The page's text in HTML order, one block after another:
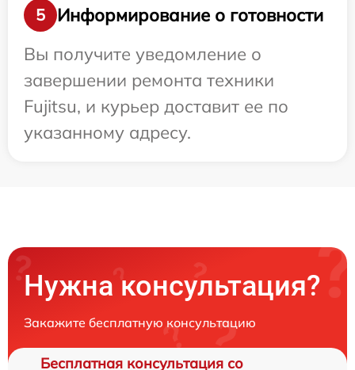
5
Информирование о готовности
Вы получите уведомление о
завершении ремонта техники
Fujitsu, и курьер доставит ее по
указанному адресу.
Нужна консультация?
Закажите бесплатную консультацию
Бесплатная консультация со